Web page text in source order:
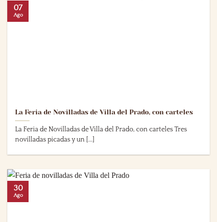
La Feria de Novilladas de Villa del Prado, con carteles
La Feria de Novilladas de Villa del Prado, con carteles Tres
novilladas picadas y un [...]
07
Ago
30
Ago